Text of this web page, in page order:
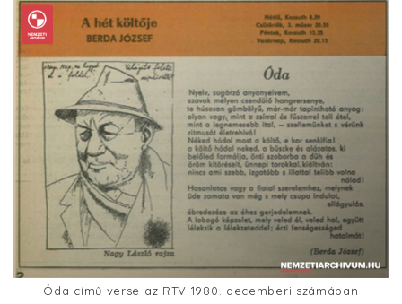
Óda című verse az RTV 1980. decemberi számában